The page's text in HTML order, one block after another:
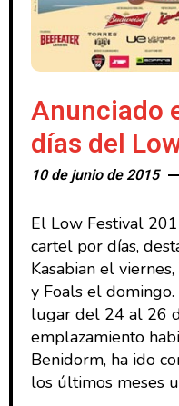
Anunciado
días del
10 de junio de 2015
El Low Festival
cartel por días,
Kasabian el
y Foals el
lugar del 24 al 26
emplazamiento
Benidorm, ha ido
los últimos meses